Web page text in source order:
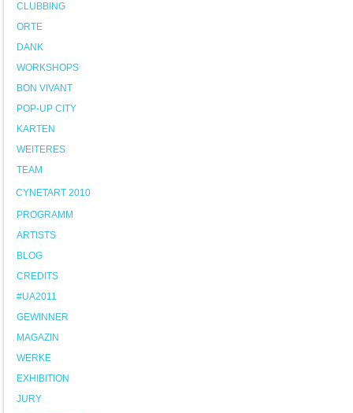
CLUBBING
ORTE
DANK
WORKSHOPS
BON VIVANT
POP-UP CITY
KARTEN
WEITERES
TEAM
CYNETART 2010
PROGRAMM
ARTISTS
BLOG
CREDITS
#UA2011
GEWINNER
MAGAZIN
WERKE
EXHIBITION
JURY